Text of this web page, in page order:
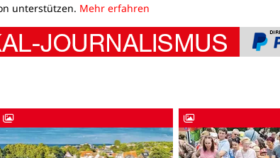
unterstützen. Mehr erfahren